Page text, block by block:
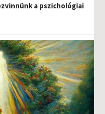
a pszichológiai